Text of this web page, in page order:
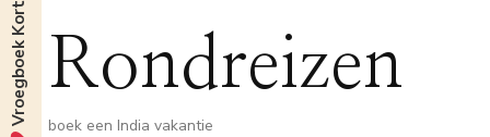
Rondreizen
boek een India vakantie
Vroegboek Korting